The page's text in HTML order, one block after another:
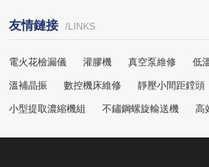
友情鏈接 /LINKS
電火花檢漏儀 灌膠機 真空泵維修 低
溫補晶振 數控機床維修 靜壓小間距鏜頭
小型提取濃縮機組 不鏽鋼螺旋輸送機 高